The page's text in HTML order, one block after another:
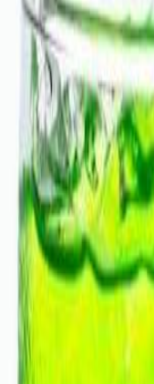
Soluciones y tecnología
Bebidas
Lácteos y derivados
Panificación y snacks
Cárnicos y alternativas
Confitería
Suplementos alimenticios
Métodos de control y
Seguridad e inocuidad
Normatividad y
Packaging y
Materiales
Diseño e innovación
Envasado y procesamiento
EbooksMultimedia
Newsletters
Bolsa de trabajo